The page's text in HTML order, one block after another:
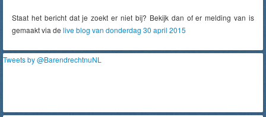
Staat het bericht dat je zoekt er niet bij? Bekijk dan of er melding van is
gemaakt via de live blog van donderdag 30 april 2015
Tweets by @BarendrechtnuNL